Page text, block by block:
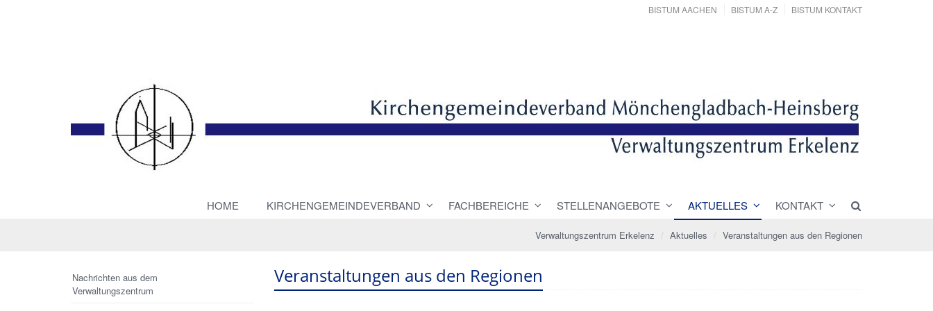
BISTUM AACHEN BISTUM A-Z BISTUM KONTAKT
HOME KIRCHENGEMEINDEVERBAND FACHBEREICHE STELLENANGEBOTE AKTUELLES KONTAKT
Verwaltungszentrum Erkelenz Aktuelles Veranstaltungen aus den Regionen
Veranstaltungen aus den Regionen
Nachrichten aus dem
Verwaltungszentrum